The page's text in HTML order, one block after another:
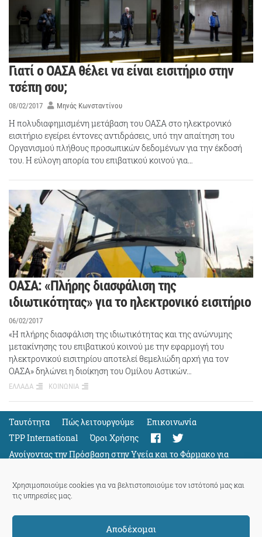
Χρησιμοποιούμε cookies για να βελτιστοποιούμε τον ιστότοπό μας και
τις υπηρεσίες μας.
Αποδέχομαι
Γιατί ο ΟΑΣΑ θέλει να είναι εισιτήριο στην
τσέπη σου;
08/02/2017 Μηνάς Κωνσταντίνου
Η πολυδιαφημισμένη μετάβαση του ΟΑΣΑ στο ηλεκτρονικό
εισιτήριο εγείρει έντονες αντιδράσεις, υπό την απαίτηση του
Οργανισμού πλήθους προσωπικών δεδομένων για την έκδοσή
του. Η εύλογη απορία του επιβατικού κοινού για…
ΟΑΣΑ: «Πλήρης διασφάλιση της
ιδιωτικότητας» για το ηλεκτρονικό εισιτήριο
06/02/2017
«Η πλήρης διασφάλιση της ιδιωτικότητας και της ανώνυμης
μετακίνησης του επιβατικού κοινού με την εφαρμογή του
ηλεκτρονικού εισιτηρίου αποτελεί θεμελιώδη αρχή για τον
ΟΑΣΑ» δηλώνει η διοίκηση του Ομίλου Αστικών…
ΕΛΛΑΔΑ ΚΟΙΝΩΝΙΑ
Ταυτότητα Πώς λειτουργούμε
Eπικοινωνία
TPP International
Όροι Χρήσης
Ανοίγοντας την Πρόσβαση στην Υγεία και το Φάρμακο για
Όλους
Support